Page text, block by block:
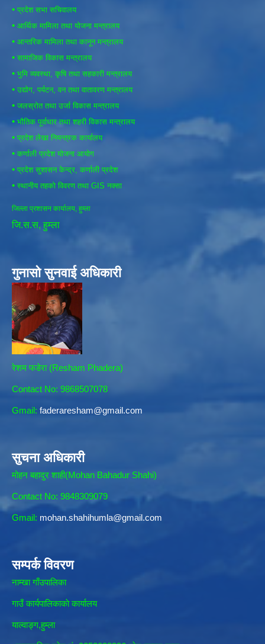
• प्रदेश सभा सचिवालय
• आर्थिक मामिला तथा योजना मन्त्रालय
• आन्तरिक मामिला तथा कानून मन्त्रालय
• सामाजिक विकास मन्त्रालय
• भुमि व्यवस्था, कृषि तथा सहकारी मन्त्रालय
• उद्योग, पर्यटन, वन तथा वातावरण मन्त्रालय
• जलस्रोत तथा उर्जा विकास मन्त्रालय
• भौतिक पूर्वाधार तथा शहरी विकास मन्त्रालय
• प्रदेश लेखा नियन्त्रक कार्यालय
• कर्णाली प्रदेश योजना आयोग
• प्रदेश सुशासन केन्द्र, कर्णाली प्रदेश
• स्थानीय तहको विवरण तथा GIS नक्सा
जिल्ला प्रशासन कार्यालय, हुम्ला
जि.स.स, हुम्ला
गुनासो सुनवाई अधिकारी
रेशम फडेरा (Resham Phadera)
Contact No: 9868507078
Gmail: faderaresham@gmail.com
सुचना अधिकारी
मोहन बहादुर शाही(Mohan Bahadur Shahi)
Contact No: 9848309079
Gmail: mohan.shahihumla@gmail.com
सम्पर्क विवरण
नाम्खा गाँउपालिका
गाउँ कार्यपालिकाकाे कार्यालय
याल्वाङ्ग,हुम्ला